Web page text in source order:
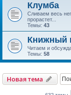
Клумба
Сливаем весь
прорастет...
Темы: 43
Книжный
Читаем и
Темы: 58
Новая тема